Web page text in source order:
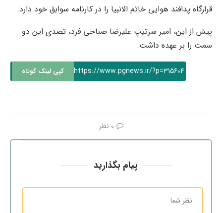
قرارگاه پدافند هوایی خاتم الانبیا را در کارنامه سوابق خود دارد.
پیش از این، امیر سرتیپ علیرضا صباحی فرد، تصدی این دو
سمت را بر عهده داشت.
https://www.pgnews.ir/?p=315604 کپی لینک کوتاه
0 نظر
پیام بگذارید